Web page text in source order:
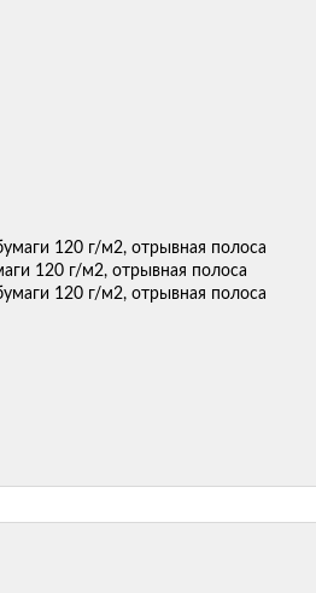
120 г/м2, отрывная полоса